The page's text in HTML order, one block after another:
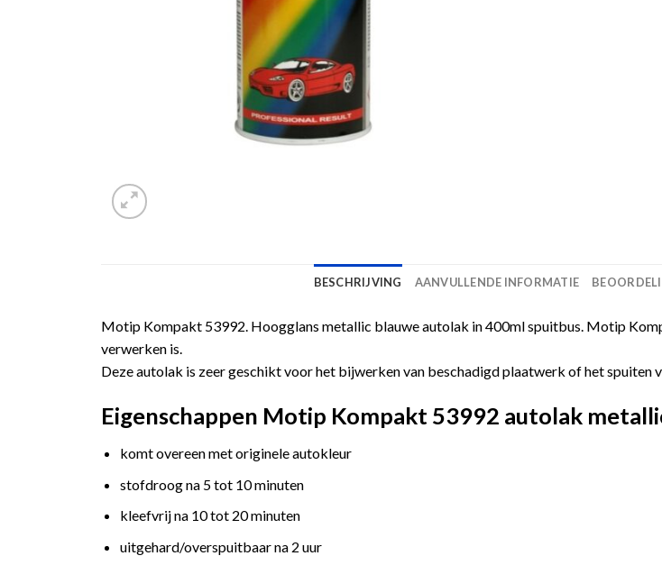
BESCHRIJVING AANVULLENDE INFORMATIE
Motip Kompakt 53992. Hoogglans metallic blauwe autolak in 400ml spuitbus. Motip
verwerken is.
Deze autolak is zeer geschikt voor het bijwerken van beschadigd plaatwerk of het spuiten
Eigenschappen Motip Kompakt 53992 autolak
komt overeen met originele autokleur
stofdroog na 5 tot 10 minuten
kleefvrij na 10 tot 20 minuten
uitgehard/overspuitbaar na 2 uur